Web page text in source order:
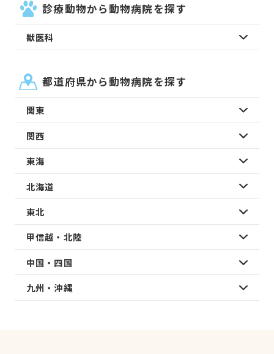
診療動物から動物病院を探す
獣医科
都道府県から動物病院を探す
関東
関西
東海
北海道
東北
甲信越・北陸
中国・四国
九州・沖縄